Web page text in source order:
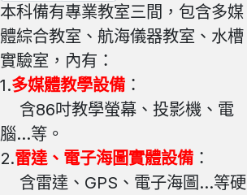
本科備有專業教室三間，包含多媒
體綜合教室、航海儀器教室、水槽
實驗室，內有：
1.多媒體教學設備 ：
含86吋教學螢幕、投影機、電
腦...等。
2.雷達、電子海圖實體設備 ：
含雷達、GPS、電子海圖...等硬